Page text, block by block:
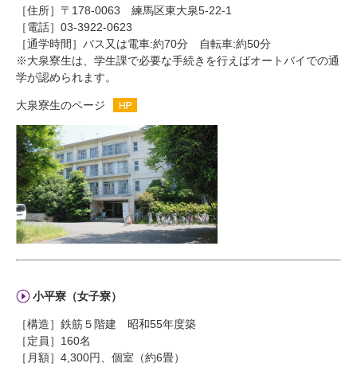
［住所］〒178-0063 練馬区東大泉5-22-1
［電話］03-3922-0623
［通学時間］バス又は電車:約70分 自転車:約50分
※大泉寮生は、学生課で必要な手続きを行えばオートバイでの通
学が認められます。
大泉寮生のページ
小平寮（女子寮）
［構造］鉄筋５階建 昭和55年度築
［定員］160名
［月額］4,300円、個室（約6畳）